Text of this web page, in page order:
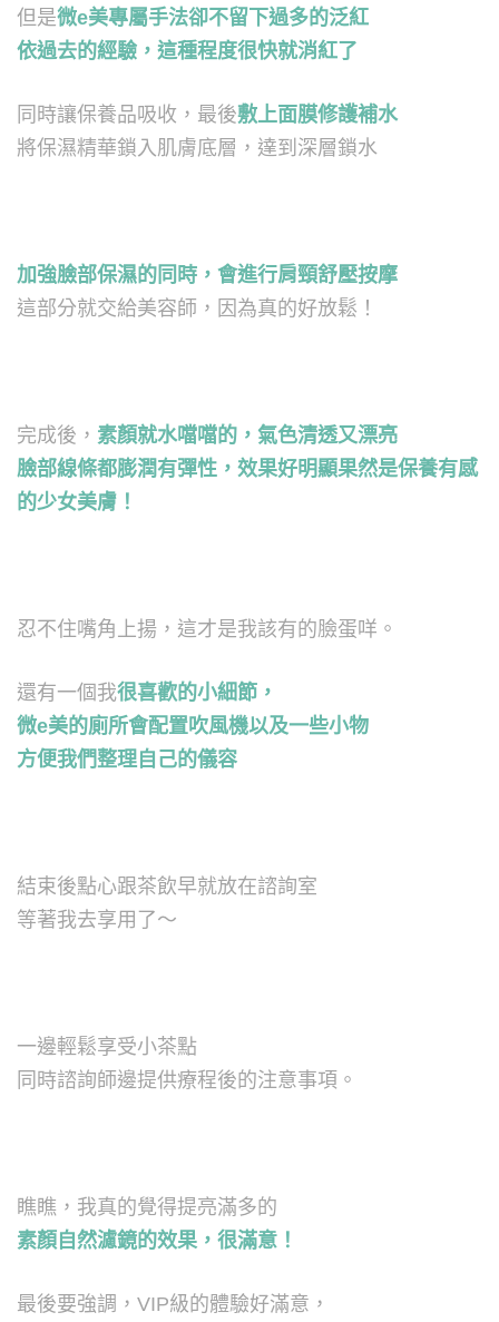
但是微e美專屬手法卻不留下過多的泛紅
依過去的經驗，這種程度很快就消紅了
同時讓保養品吸收，最後敷上面膜修護補水
將保濕精華鎖入肌膚底層，達到深層鎖水
加強臉部保濕的同時，會進行肩頸舒壓按摩
這部分就交給美容師，因為真的好放鬆！
完成後， 素顏就水噹噹的，氣色清透又漂亮
臉部線條都膨潤有彈性，效果好明顯果然是保養有感
的少女美膚！
忍不住嘴角上揚，這才是我該有的臉蛋咩。
還有一個我很喜歡的小細節，
微e美的廁所會配置吹風機以及一些小物
方便我們整理自己的儀容
結束後點心跟茶飲早就放在諮詢室
等著我去享用了～
一邊輕鬆享受小茶點
同時諮詢師邊提供療程後的注意事項。
瞧瞧，我真的覺得提亮滿多的
素顏自然濾鏡的效果，很滿意！
最後要強調，VIP級的體驗好滿意，